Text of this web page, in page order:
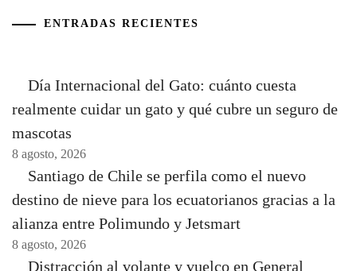
ENTRADAS RECIENTES
Día Internacional del Gato: cuánto cuesta
realmente cuidar un gato y qué cubre un seguro de
mascotas
8 agosto, 2026
Santiago de Chile se perfila como el nuevo
destino de nieve para los ecuatorianos gracias a la
alianza entre Polimundo y Jetsmart
8 agosto, 2026
Distracción al volante y vuelco en General